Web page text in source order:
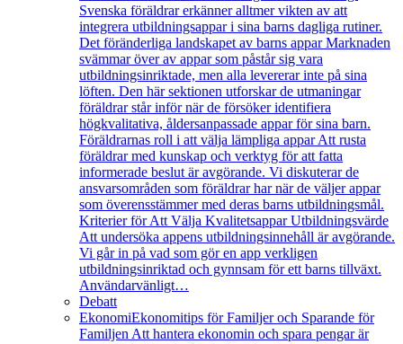
Svenska föräldrar erkänner alltmer vikten av att
integrera utbildningsappar i sina barns dagliga rutiner.
Det föränderliga landskapet av barns appar Marknaden
svämmar över av appar som påstår sig vara
utbildningsinriktade, men alla levererar inte på sina
löften. Den här sektionen utforskar de utmaningar
föräldrar står inför när de försöker identifiera
högkvalitativa, åldersanpassade appar för sina barn.
Föräldrarnas roll i att välja lämpliga appar Att rusta
föräldrar med kunskap och verktyg för att fatta
informerade beslut är avgörande. Vi diskuterar de
ansvarsområden som föräldrar har när de väljer appar
som överensstämmer med deras barns utbildningsmål.
Kriterier för Att Välja Kvalitetsappar Utbildningsvärde
Att undersöka appens utbildningsinnehåll är avgörande.
Vi går in på vad som gör en app verkligen
utbildningsinriktad och gynnsam för ett barns tillväxt.
Användarvänligt…
Debatt
EkonomiEkonomitips för Familjer och Sparande för
Familjen Att hantera ekonomin och spara pengar är